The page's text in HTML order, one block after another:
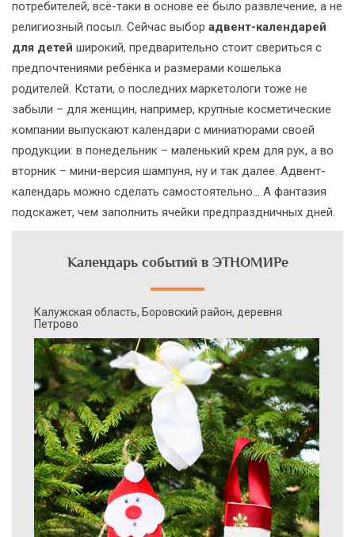
потребителей, всё-таки в основе её было развлечение, а не
религиозный посыл. Сейчас выбор адвент-календарей
для детей широкий, предварительно стоит свериться с
предпочтениями ребёнка и размерами кошелька
родителей. Кстати, о последних маркетологи тоже не
забыли – для женщин, например, крупные косметические
компании выпускают календари с миниатюрами своей
продукции: в понедельник – маленький крем для рук, а во
вторник – мини-версия шампуня, ну и так далее. Адвент-
календарь можно сделать самостоятельно... А фантазия
подскажет, чем заполнить ячейки предпраздничных дней.
Календарь событий в ЭТНОМИРе
Калужская область, Боровский район, деревня
Петрово